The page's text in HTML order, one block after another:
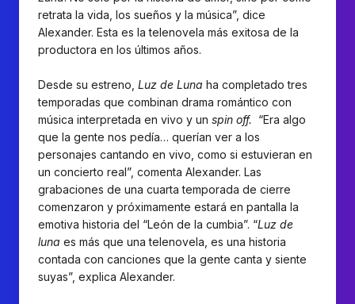
retrata la vida, los sueños y la música”, dice
Alexander. Esta es la telenovela más exitosa de la
productora en los últimos años.
Desde su estreno, Luz de Luna ha completado tres
temporadas que combinan drama romántico con
música interpretada en vivo y un spin off. “Era algo
que la gente nos pedía… querían ver a los
personajes cantando en vivo, como si estuvieran en
un concierto real”, comenta Alexander. Las
grabaciones de una cuarta temporada de cierre
comenzaron y próximamente estará en pantalla la
emotiva historia del “León de la cumbia”. “Luz de
luna es más que una telenovela, es una historia
contada con canciones que la gente canta y siente
suyas”, explica Alexander.